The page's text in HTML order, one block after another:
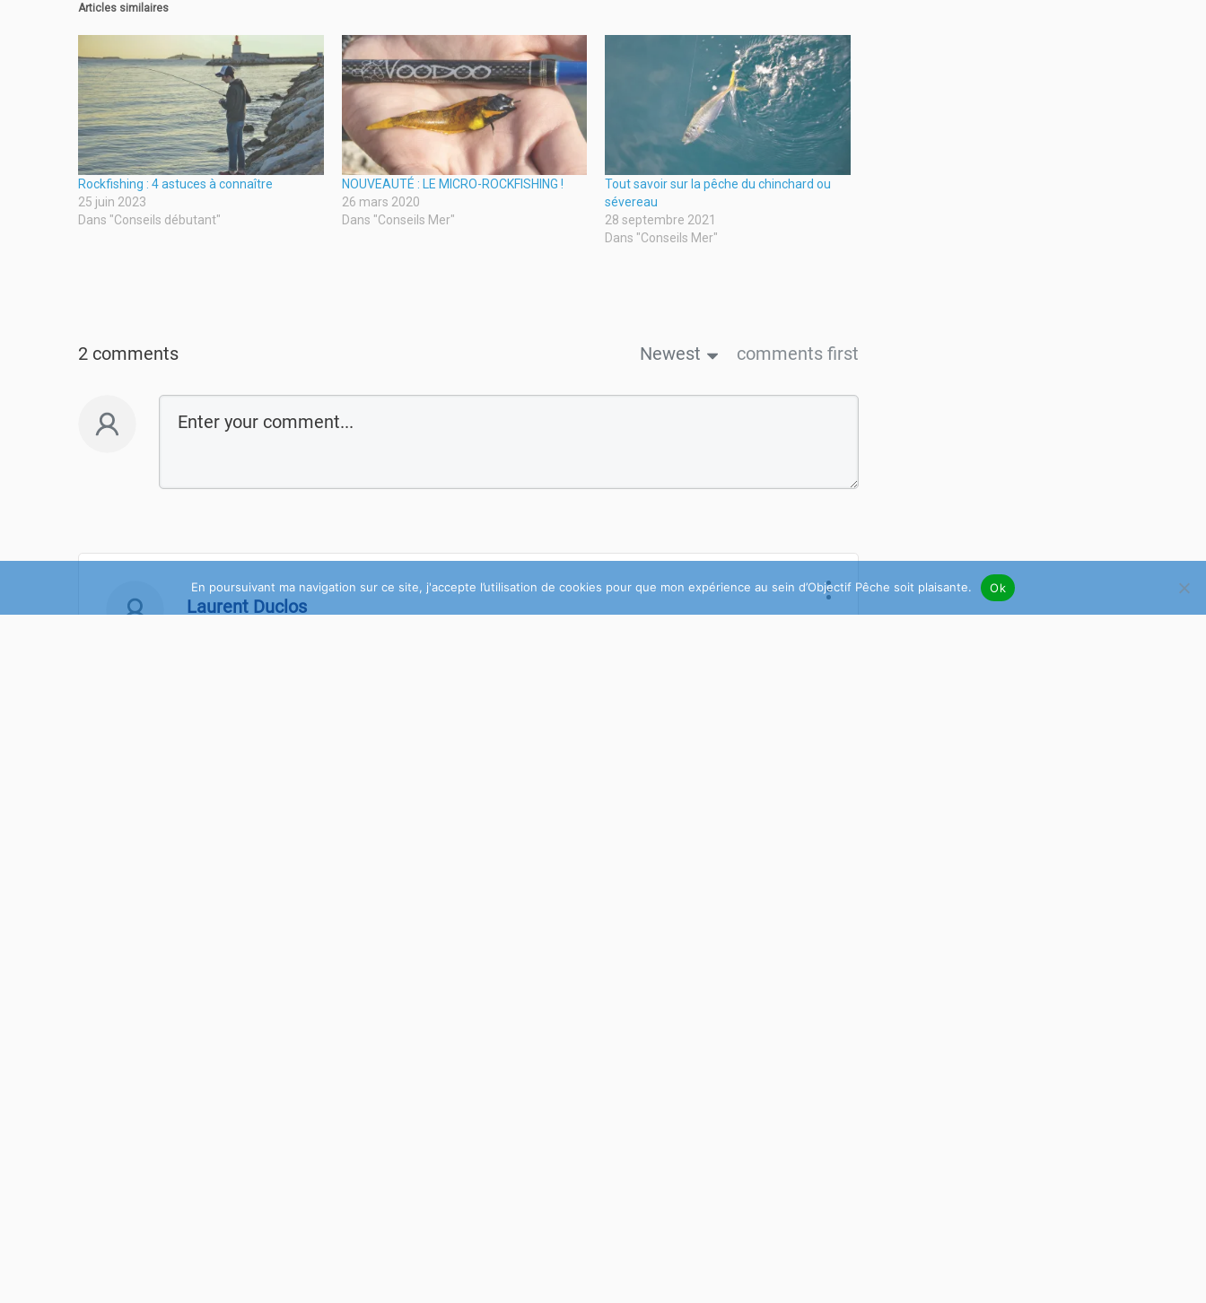
Articles similaires
Rockfishing : 4 astuces à connaître
25 juin 2023
Dans "Conseils débutant"
NOUVEAUTÉ : LE MICRO-ROCKFISHING !
26 mars 2020
Dans "Conseils Mer"
Tout savoir sur la pêche du chinchard ou
sévereau
28 septembre 2021
Dans "Conseils Mer"
2 comments Newest comments first
Laurent Duclos
En poursuivant ma navigation sur ce site, j'accepte l’utilisation de cookies pour que mon expérience au sein d’Objectif Pêche soit plaisante. Ok